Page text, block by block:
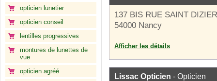
opticien lunetier
opticien conseil
lentilles progressives
montures de lunettes de
vue
opticien agréé
137 BIS RUE SAINT DIZIER
54000 Nancy
Afficher les détails
Lissac Opticien - Opticien